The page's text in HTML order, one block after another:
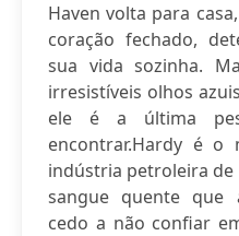
Haven volta para
coração fechado,
sua vida sozinha.
irresistíveis olhos
ele é a última
encontrar.Hardy é o
indústria petroleira
sangue quente que
cedo a não confiar